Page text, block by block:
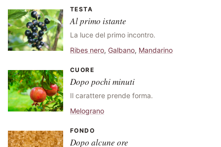
TESTA
Al primo istante
La luce del primo incontro.
Ribes nero, Galbano, Mandarino
CUORE
Dopo pochi minuti
Il carattere prende forma.
Melograno
FONDO
Dopo alcune ore